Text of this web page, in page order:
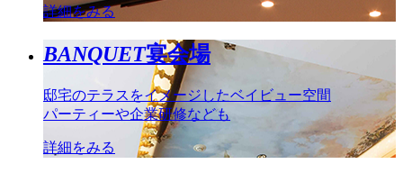
詳細をみる
BANQUET宴会場
邸宅のテラスをイメージしたベイビュー空間
パーティーや企業研修なども
詳細をみる